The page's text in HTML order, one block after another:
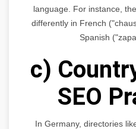
language. For instance,
differently in French
Spanish
c)
SEO
In Germany, directories